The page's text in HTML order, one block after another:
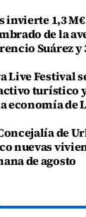
invierte 1,3
de la
Suárez y
Live Festival
turístico
economía de
de
nuevas
de agosto